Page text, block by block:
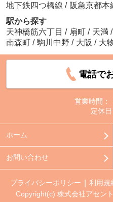
地下鉄四つ橋線 / 阪急京都本
駅から探す
天神橋筋六丁目 / 扇町 / 天満 /
南森町 / 駒川中野 / 大阪 / 大
電話で
営業時間：
定休日
ホーム
お問い合わせ
プライバシーポリシー 利用規
Copyright(c) 株式会社アセン